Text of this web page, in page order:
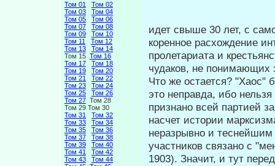
Том 01
Том 02
Том 03
Том 04
Том 05
Том 06
Том 07
Том 08
Том 09
Том 10
Том 11
Том 12
Том 13
Том 14
Том 15 Том 16
Том 17
Том 18
Том 19
Том 20
Том 21
Том 22
Том 23
Том 24
Том 25
Том 26
Том 27 Том 28
Том 29 Том 30
Том 31
Том 32
Том 33
Том 34
Том 35
Том 36
Том 37
Том 38
Том 39
Том 40
Том 41
Том 42
Том 43
Том 44
идет свыше 30 лет, с
коренное расхождение
пролетариата и
чудаков, не понимающих
Что же остается? "Хаос"
это не­правда, ибо
признано всей партией
насчет истории
неразрывно и
участников связано с
1903). Значит, и тут